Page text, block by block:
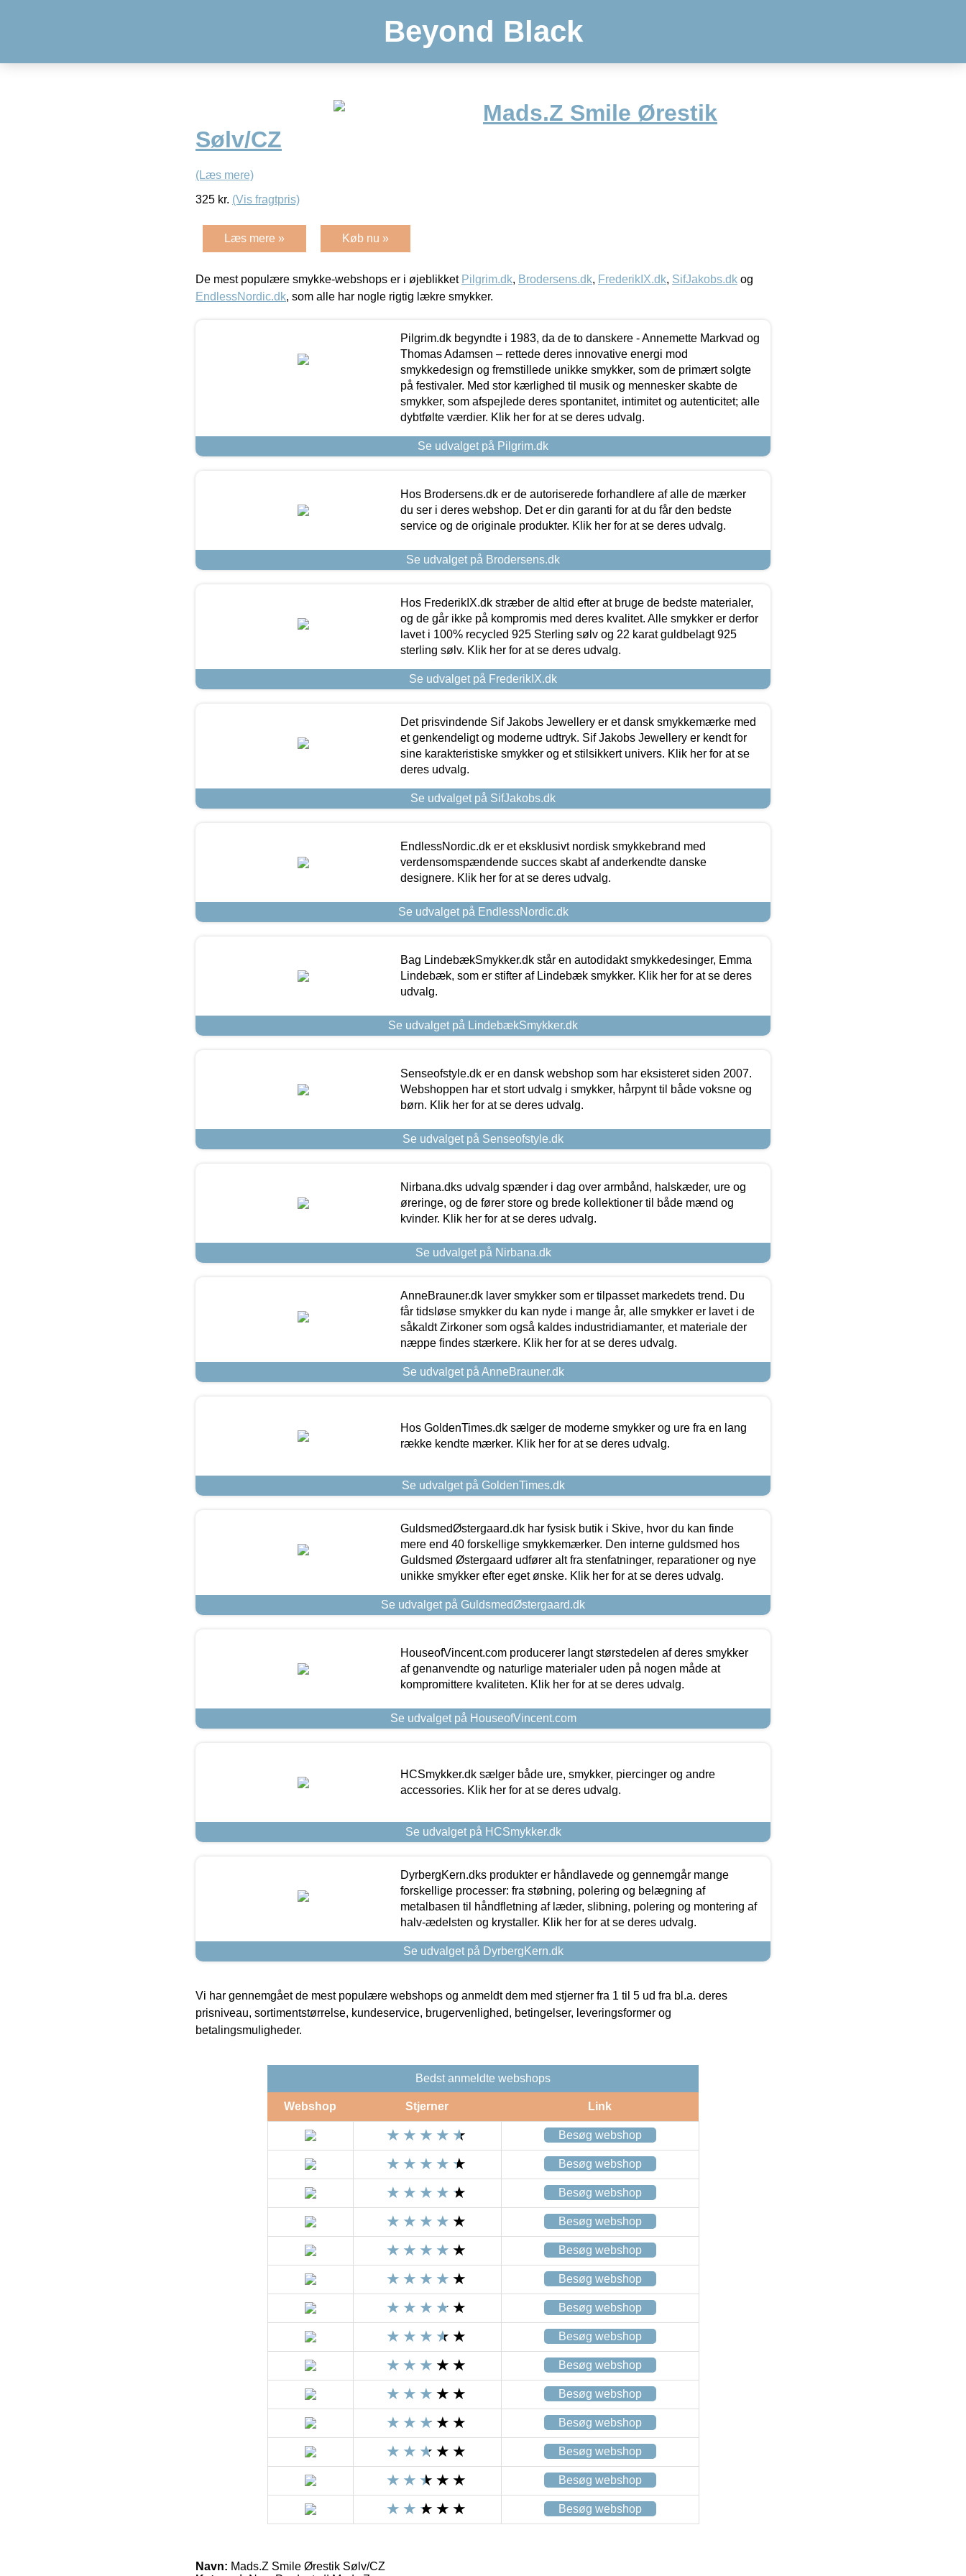
Beyond Black
Mads.Z Smile Ørestik
Sølv/CZ
(Læs mere)
325 kr. (Vis fragtpris)
Læs mere » Køb nu »
De mest populære smykke-webshops er i øjeblikket Pilgrim.dk, Brodersens.dk, FrederikIX.dk, SifJakobs.dk og
EndlessNordic.dk, som alle har nogle rigtig lækre smykker.
Pilgrim.dk begyndte i 1983, da de to danskere - Annemette Markvad og
Thomas Adamsen – rettede deres innovative energi mod
smykkedesign og fremstillede unikke smykker, som de primært solgte
på festivaler. Med stor kærlighed til musik og mennesker skabte de
smykker, som afspejlede deres spontanitet, intimitet og autenticitet; alle
dybtfølte værdier. Klik her for at se deres udvalg.
Se udvalget på Pilgrim.dk
Hos Brodersens.dk er de autoriserede forhandlere af alle de mærker
du ser i deres webshop. Det er din garanti for at du får den bedste
service og de originale produkter. Klik her for at se deres udvalg.
Se udvalget på Brodersens.dk
Hos FrederikIX.dk stræber de altid efter at bruge de bedste materialer,
og de går ikke på kompromis med deres kvalitet. Alle smykker er derfor
lavet i 100% recycled 925 Sterling sølv og 22 karat guldbelagt 925
sterling sølv. Klik her for at se deres udvalg.
Se udvalget på FrederikIX.dk
Det prisvindende Sif Jakobs Jewellery er et dansk smykkemærke med
et genkendeligt og moderne udtryk. Sif Jakobs Jewellery er kendt for
sine karakteristiske smykker og et stilsikkert univers. Klik her for at se
deres udvalg.
Se udvalget på SifJakobs.dk
EndlessNordic.dk er et eksklusivt nordisk smykkebrand med
verdensomspændende succes skabt af anderkendte danske
designere. Klik her for at se deres udvalg.
Se udvalget på EndlessNordic.dk
Bag LindebækSmykker.dk står en autodidakt smykkedesinger, Emma
Lindebæk, som er stifter af Lindebæk smykker. Klik her for at se deres
udvalg.
Se udvalget på LindebækSmykker.dk
Senseofstyle.dk er en dansk webshop som har eksisteret siden 2007.
Webshoppen har et stort udvalg i smykker, hårpynt til både voksne og
børn. Klik her for at se deres udvalg.
Se udvalget på Senseofstyle.dk
Nirbana.dks udvalg spænder i dag over armbånd, halskæder, ure og
øreringe, og de fører store og brede kollektioner til både mænd og
kvinder. Klik her for at se deres udvalg.
Se udvalget på Nirbana.dk
AnneBrauner.dk laver smykker som er tilpasset markedets trend. Du
får tidsløse smykker du kan nyde i mange år, alle smykker er lavet i de
såkaldt Zirkoner som også kaldes industridiamanter, et materiale der
næppe findes stærkere. Klik her for at se deres udvalg.
Se udvalget på AnneBrauner.dk
Hos GoldenTimes.dk sælger de moderne smykker og ure fra en lang
række kendte mærker. Klik her for at se deres udvalg.
Se udvalget på GoldenTimes.dk
GuldsmedØstergaard.dk har fysisk butik i Skive, hvor du kan finde
mere end 40 forskellige smykkemærker. Den interne guldsmed hos
Guldsmed Østergaard udfører alt fra stenfatninger, reparationer og nye
unikke smykker efter eget ønske. Klik her for at se deres udvalg.
Se udvalget på GuldsmedØstergaard.dk
HouseofVincent.com producerer langt størstedelen af deres smykker
af genanvendte og naturlige materialer uden på nogen måde at
kompromittere kvaliteten. Klik her for at se deres udvalg.
Se udvalget på HouseofVincent.com
HCSmykker.dk sælger både ure, smykker, piercinger og andre
accessories. Klik her for at se deres udvalg.
Se udvalget på HCSmykker.dk
DyrbergKern.dks produkter er håndlavede og gennemgår mange
forskellige processer: fra støbning, polering og belægning af
metalbasen til håndfletning af læder, slibning, polering og montering af
halv-ædelsten og krystaller. Klik her for at se deres udvalg.
Se udvalget på DyrbergKern.dk
Vi har gennemgået de mest populære webshops og anmeldt dem med stjerner fra 1 til 5 ud fra bl.a. deres
prisniveau, sortimentstørrelse, kundeservice, brugervenlighed, betingelser, leveringsformer og
betalingsmuligheder.
Bedst anmeldte webshops
Webshop Stjerner Link
Besøg webshop
Besøg webshop
Besøg webshop
Besøg webshop
Besøg webshop
Besøg webshop
Besøg webshop
Besøg webshop
Besøg webshop
Besøg webshop
Besøg webshop
Besøg webshop
Besøg webshop
Besøg webshop
Navn: Mads.Z Smile Ørestik Sølv/CZ